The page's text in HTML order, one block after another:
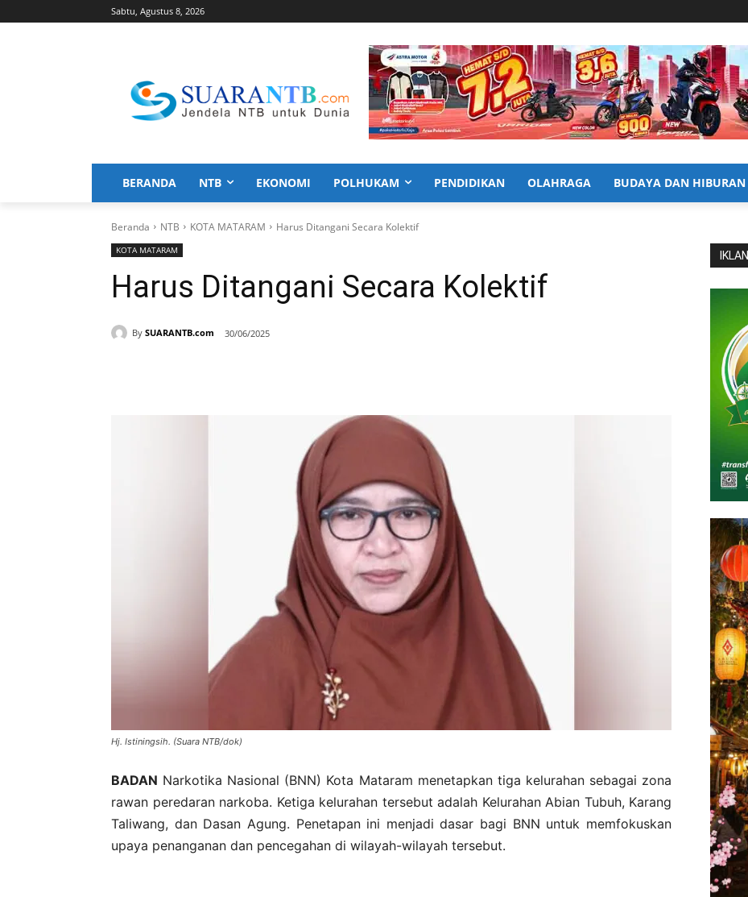
Sabtu, Agustus 8, 2026
BERANDA NTB EKONOMI POLHUKAM PENDIDIKAN OLAHRAGA BUDAYA DAN HIBURAN
Beranda NTB KOTA MATARAM Harus Ditangani Secara Kolektif
KOTA MATARAM
Harus Ditangani Secara Kolektif
By SUARANTB.com 30/06/2025
Hj. Istiningsih. (Suara NTB/dok)
BADAN Narkotika Nasional (BNN) Kota Mataram menetapkan tiga kelurahan sebagai zona
rawan peredaran narkoba. Ketiga kelurahan tersebut adalah Kelurahan Abian Tubuh, Karang
Taliwang, dan Dasan Agung. Penetapan ini menjadi dasar bagi BNN untuk memfokuskan
upaya penanganan dan pencegahan di wilayah-wilayah tersebut.
IKLAN